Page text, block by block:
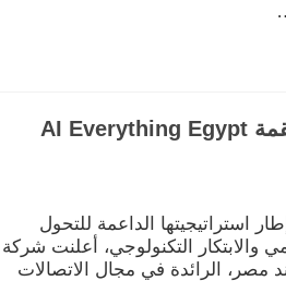
إي آند مصر في صدارة الذكاء الاصطناعي بقمة AI Everything Egypt
استراتيجيتها الداعمة للتحول
والابتكار التكنولوجي، أعلنت شركة
مصر، الرائدة في مجال الاتصالات